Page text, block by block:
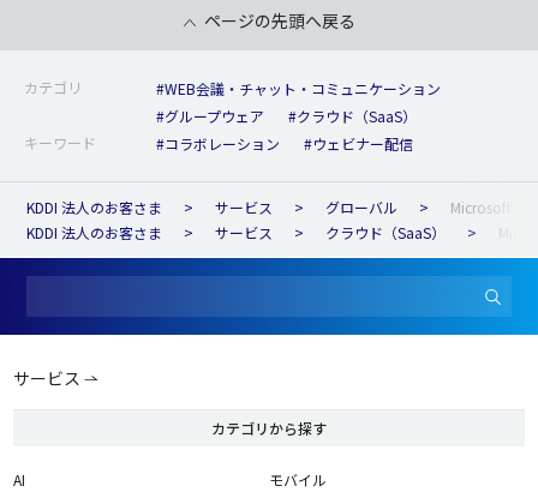
ページの先頭へ戻る
カテゴリ
#WEB会議・チャット・コミュニケーション
#グループウェア
#クラウド（SaaS）
キーワード
#コラボレーション #ウェビナー配信
KDDI 法人のお客さま サービス グローバル
Microsoft
KDDI 法人のお客さま
サービス クラウド（SaaS）
サービス
カテゴリから探す
AI
モバイル